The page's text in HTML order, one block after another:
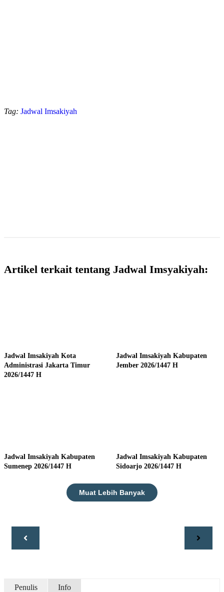
Tag: Jadwal Imsakiyah
Artikel terkait tentang Jadwal Imsyakiyah:
Jadwal Imsakiyah Kota
Administrasi Jakarta Timur
2026/1447 H
Jadwal Imsakiyah Kabupaten
Jember 2026/1447 H
Jadwal Imsakiyah Kabupaten
Sumenep 2026/1447 H
Jadwal Imsakiyah Kabupaten
Sidoarjo 2026/1447 H
Muat Lebih Banyak
Penulis Info